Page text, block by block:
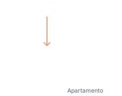
Apartamento